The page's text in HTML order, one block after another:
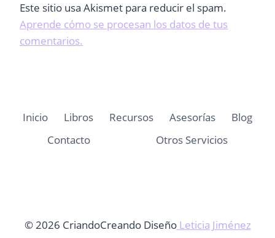
Este sitio usa Akismet para reducir el spam.
Aprende cómo se procesan los datos de tus
comentarios.
Inicio Libros Recursos Asesorías
Blog
Contacto
Otros Servicios
© 2026 CriandoCreando DiseñoLeticia Jiménez